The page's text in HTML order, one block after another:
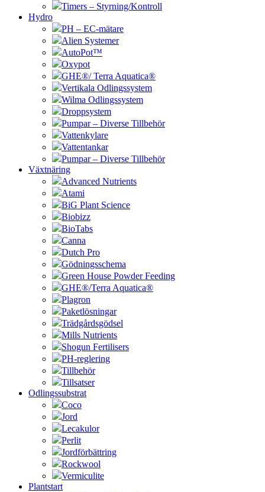
Timers – Styrning/Kontroll
Hydro
PH – EC-mätare
Alien Systemer
AutoPot™
Oxypot
GHE®/ Terra Aquatica®
Vertikala Odlingssystem
Wilma Odlingssystem
Droppsystem
Pumpar – Diverse Tillbehör
Vattenkylare
Vattentankar
Pumpar – Diverse Tillbehör
Växtnäring
Advanced Nutrients
Atami
BiG Plant Science
Biobizz
BioTabs
Canna
Dutch Pro
Gödningsschema
Green House Powder Feeding
GHE®/Terra Aquatica®
Plagron
Paketlösningar
Trädgårdsgödsel
Mills Nutrients
Shogun Fertilisers
PH-reglering
Tillbehör
Tillsatser
Odlingssubstrat
Coco
Jord
Lecakulor
Perlit
Jordförbättring
Rockwool
Vermiculite
Plantstart